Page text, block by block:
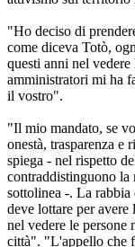
"Ho deciso di
come diceva Totò,
questi anni nel vedere
amministratori mi ha
il vostro".
"Il mio mandato, se
onestà, trasparenza e
spiega - nel rispetto
contraddistinguono
sottolinea -. La
deve lottare per
nel vedere le persone
città". "L'appello che